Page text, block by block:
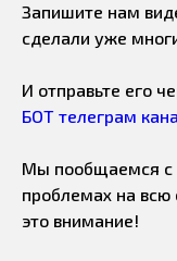
Запишите нам
сделали уже
И отправьте его
БОТ телеграм
Мы пообщаемся с
проблемах на всю
это внимание!